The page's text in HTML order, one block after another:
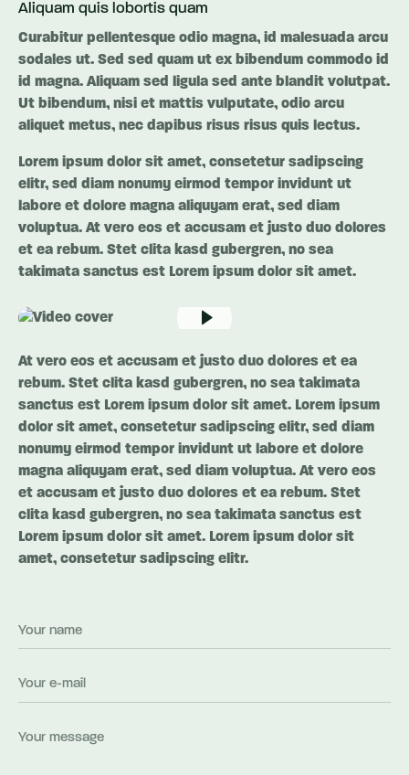
Aliquam quis lobortis quam
Curabitur pellentesque odio magna, id malesuada arcu
sodales ut. Sed sed quam ut ex bibendum commodo id
id magna. Aliquam sed ligula sed ante blandit volutpat.
Ut bibendum, nisi et mattis vulputate, odio arcu
aliquet metus, nec dapibus risus risus quis lectus.
Lorem ipsum dolor sit amet, consetetur sadipscing
elitr, sed diam nonumy eirmod tempor invidunt ut
labore et dolore magna aliquyam erat, sed diam
voluptua. At vero eos et accusam et justo duo dolores
et ea rebum. Stet clita kasd gubergren, no sea
takimata sanctus est Lorem ipsum dolor sit amet.
At vero eos et accusam et justo duo dolores et ea
rebum. Stet clita kasd gubergren, no sea takimata
sanctus est Lorem ipsum dolor sit amet. Lorem ipsum
dolor sit amet, consetetur sadipscing elitr, sed diam
nonumy eirmod tempor invidunt ut labore et dolore
magna aliquyam erat, sed diam voluptua. At vero eos
et accusam et justo duo dolores et ea rebum. Stet
clita kasd gubergren, no sea takimata sanctus est
Lorem ipsum dolor sit amet. Lorem ipsum dolor sit
amet, consetetur sadipscing elitr.